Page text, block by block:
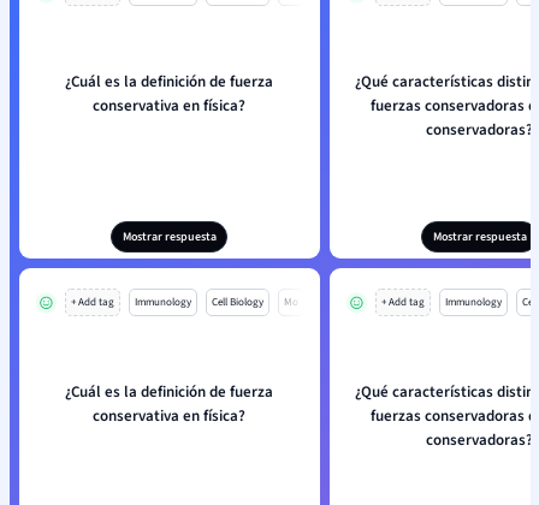
¿Cuál es la definición de fuerza
conservativa en física?
Mostrar respuesta
¿Qué características
fuerzas conservadoras
conservadoras?
Mostrar respuesta
+ Add tag Immunology Cell Biology Mo
¿Cuál es la definición de fuerza
conservativa en física?
+ Add tag Immunology
¿Qué características
fuerzas conservadoras
conservadoras?